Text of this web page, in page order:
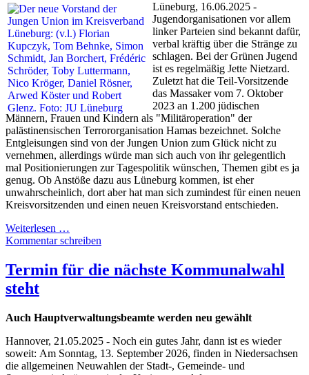
Lüneburg, 16.06.2025 -
Jugendorganisationen vor allem
linker Parteien sind bekannt dafür,
verbal kräftig über die Stränge zu
schlagen. Bei der Grünen Jugend
ist es regelmäßig Jette Nietzard.
Zuletzt hat die Teil-Vorsitzende
das Massaker vom 7. Oktober
2023 an 1.200 jüdischen
Männern, Frauen und Kindern als "Militäroperation" der
palästinensischen Terrororganisation Hamas bezeichnet. Solche
Entgleisungen sind von der Jungen Union zum Glück nicht zu
vernehmen, allerdings würde man sich auch von ihr gelegentlich
mal Positionierungen zur Tagespolitik wünschen, Themen gibt es ja
genug. Ob Anstöße dazu aus Lüneburg kommen, ist eher
unwahrscheinlich, dort aber hat man sich zumindest für einen neuen
Kreisvorsitzenden und einen neuen Kreisvorstand entschieden.
Weiterlesen …
Kommentar schreiben
Termin für die nächste Kommunalwahl
steht
Auch Hauptverwaltungsbeamte werden neu gewählt
Hannover, 21.05.2025 - Noch ein gutes Jahr, dann ist es wieder
soweit: Am Sonntag, 13. September 2026, finden in Niedersachsen
die allgemeinen Neuwahlen der Stadt-, Gemeinde- und